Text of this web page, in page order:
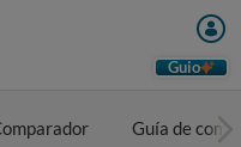
Guio
Guía de